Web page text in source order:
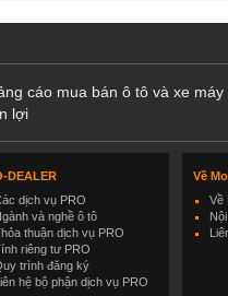
cáo mua bán ô tô và xe
lợi
DEALER
dịch vụ PRO
và nghề ô tô
thuận dịch vụ PRO
riêng tư PRO
trình đăng ký
hệ bộ phận dịch vụ PRO
Về
Về